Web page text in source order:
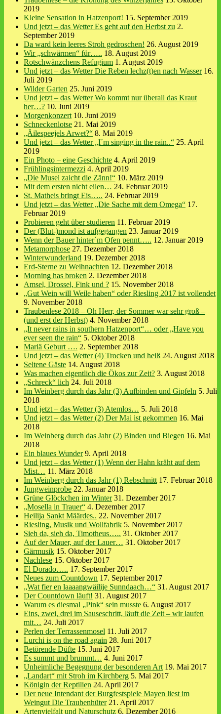
2019
Kleine Sensation in Hatzenport! 15. September 2019
Und jetzt – das Wetter Es geht auf den Herbst zu 2.
September 2019
Da ward kein leeres Stroh gedroschen! 26. August 2019
Wir „schwärmen“ für….. 18. August 2019
Rotschwänzchens Refugium 1. August 2019
Und jetzt – das Wetter Die Reben lechz(t)en nach Wasser 16.
Juli 2019
Wilder Garten 25. Juni 2019
Und jetzt – das Wetter Wo kommt nur überall das Kraut
her…? 10. Juni 2019
Morgenkonzert 10. Juni 2019
Schneckenlotse 21. Mai 2019
„Äilespeejels Arwet?“ 8. Mai 2019
Und jetzt – das Wetter „I´m singing in the rain..“ 25. April
2019
Ein Photo – eine Geschichte 4. April 2019
Frühlingsintermezzi 4. April 2019
„Die Musel zaicht die Zänn!“ 10. März 2019
Mit dem ersten nicht eilen… 24. Februar 2019
St. Matheis bringt Eis….. 24. Februar 2019
Und jetzt – das Wetter „Die Sache mit dem Omega“ 17.
Februar 2019
Probieren geht über studieren 11. Februar 2019
Der (Blut-)mond ist aufgegangen 23. Januar 2019
Wenn der Bauer hinter´m Ofen pennt….. 12. Januar 2019
Metamorphose 27. Dezember 2018
Winterwunderland 19. Dezember 2018
Erd-Sterne zu Weihnachten 12. Dezember 2018
Morning has broken 2. Dezember 2018
Amsel, Drossel, Fink und ? 15. November 2018
„Gut Wein will Weile haben“ oder Riesling 2017 ist vollendet
9. November 2018
Traubenlese 2018 – Oh Herr, der Sommer war sehr groß –
(und erst der Herbst) 4. November 2018
„It never rains in southern Hatzenport“… oder „Have you
ever seen the rain“ 5. Oktober 2018
Mariä Geburt …. 2. September 2018
Und jetzt – das Wetter (4) Trocken und heiß 24. August 2018
Seltene Gäste 14. August 2018
Was machen eigentlich die Ökos zur Zeit? 3. August 2018
„Schreck“ lich 24. Juli 2018
Im Weinberg durch das Jahr (3) Aufbinden und Gipfeln 5. Juli
2018
Und jetzt – das Wetter (3) Atemlos… 5. Juli 2018
Und jetzt – das Wetter (2) Der Mai ist gekommen 16. Mai
2018
Im Weinberg durch das Jahr (2) Binden und Biegen 16. Mai
2018
Ein blaues Wunder 9. April 2018
Und jetzt – das Wetter (1) Wenn der Hahn kräht auf dem
Mist… 11. März 2018
Im Weinberg durch das Jahr (1) Rebschnitt 17. Februar 2018
Jungweinprobe 22. Januar 2018
Grüne Glöckchen im Winter 31. Dezember 2017
„Mosella in Trauer“ 4. Dezember 2017
Heilija Sankt Määrdes.. 22. November 2017
Riesling, Musik und Wollfabrik 5. November 2017
Sieh da, sieh da, Timotheus….. 31. Oktober 2017
Auf der Mauer, auf der Lauer… 31. Oktober 2017
Gärmusik 15. Oktober 2017
Nachlese 15. Oktober 2017
El Dorado….. 17. September 2017
Neues zum Countdown 17. September 2017
„Wat fier en laaaangwäilije Sunndaach…“ 31. August 2017
Der Countdown läuft! 31. August 2017
Warum es diesmal „Pink“ sein musste 6. August 2017
Eins, zwei, drei im Sauseschritt, läuft die Zeit – wir laufen
mit… 24. Juli 2017
Perlen der Terrassenmosel 11. Juli 2017
Lurchi is on the road again 28. Juni 2017
Betörende Düfte 15. Juni 2017
Es summt und brummt… 4. Juni 2017
Unheimliche Begegnung der besonderen Art 19. Mai 2017
„Landart“ mit Stroh im Kirchberg 5. Mai 2017
Königin der Reptilien 24. April 2017
Der neue Intendant der Burgfestspiele Mayen liest im
Weingut Die Traubenhüter 21. April 2017
Artenvielfalt und Naturschutz 6. Dezember 2016